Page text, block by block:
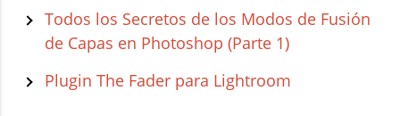
Todos los Secretos de los Modos de Fusión
de Capas en Photoshop (Parte 1)
Plugin The Fader para Lightroom